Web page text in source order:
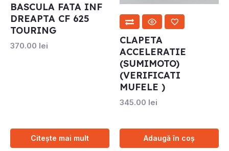
BASCULA FATA INF
DREAPTA CF 625
TOURING
370.00 lei
Citește mai mult
CLAPETA
ACCELERATIE
(SUMIMOTO)
(VERIFICATI
MUFELE )
345.00 lei
Adaugă în coș